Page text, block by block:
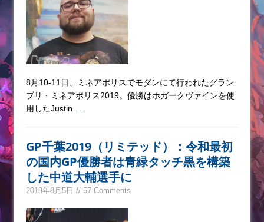
8月10-11日、ミネアポリスでモダンにて行われたグラン
プリ・ミネアポリス2019。優勝はホガークヴァインを使
用したJustin
GP千葉2019（リミテッド）：令和最初
の国内GP優勝者は青緑タッチ黒を構築
した中道大輔選手に
2019年8月5日 // 57 Comments